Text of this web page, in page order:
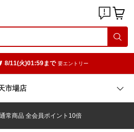
8/11(火)01:59まで 要エントリー
市場店
常商品 全会員ポイント10倍